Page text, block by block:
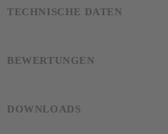
TECHNISCHE DATEN
BEWERTUNGEN
DOWNLOADS